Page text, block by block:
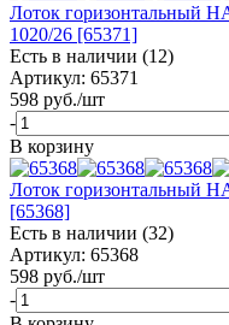
Лоток горизонтальный
1020/26 [65371]
Есть в наличии (12)
Артикул: 65371
598 руб./шт
-
В корзину
Лоток горизонтальный
[65368]
Есть в наличии (32)
Артикул: 65368
598 руб./шт
-